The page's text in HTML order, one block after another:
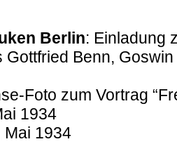
Berlin: Einladung
Gottfried Benn,
Foto zum Vortrag
1934
Mai 1934